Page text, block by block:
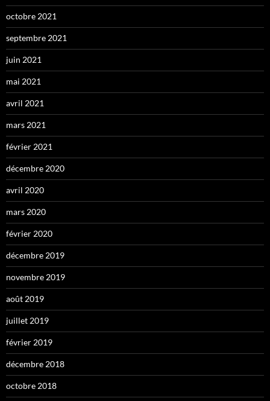
octobre 2021
septembre 2021
juin 2021
mai 2021
avril 2021
mars 2021
février 2021
décembre 2020
avril 2020
mars 2020
février 2020
décembre 2019
novembre 2019
août 2019
juillet 2019
février 2019
décembre 2018
octobre 2018